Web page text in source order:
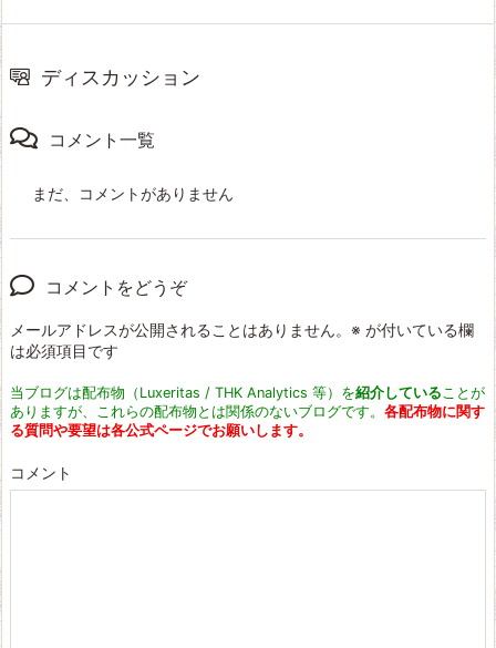
ディスカッション
コメント一覧
まだ、コメントがありません
コメントをどうぞ
メールアドレスが公開されることはありません。 ※ が付いている欄
は必須項目です
当ブログは配布物（Luxeritas / THK Analytics 等）を紹介していることが
ありますが、これらの配布物とは関係のないブログです。 各配布物に関す
る質問や要望は各公式ページでお願いします。
コメント